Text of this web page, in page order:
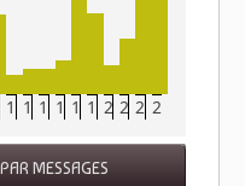
14151617181920212223
MESSAGES